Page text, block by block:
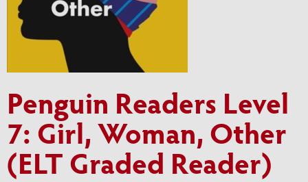
Penguin Readers Level
7: Girl, Woman, Other
(ELT Graded Reader)